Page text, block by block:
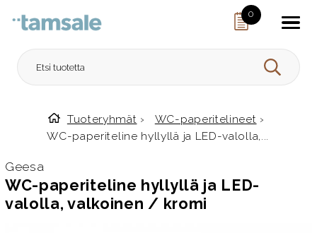
0
HAE
Etusivulle
Tuoteryhmät › WC-paperitelineet ›
WC-paperiteline hyllyllä ja LED-valolla,...
Geesa
WC-paperiteline hyllyllä ja LED-
valolla, valkoinen / kromi